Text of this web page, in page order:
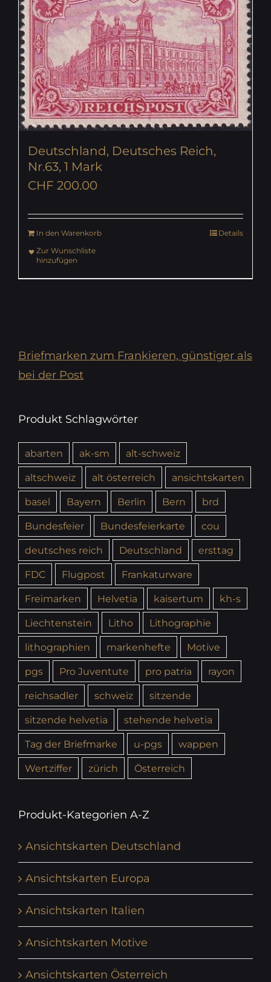
Deutschland, Deutsches Reich,
Nr.63, 1 Mark
CHF 200.00
In den Warenkorb
Details
Zur Wunschliste
hinzufügen
Briefmarken zum Frankieren, günstiger als
bei der Post
Produkt Schlagwörter
abarten ak-sm
alt-schweiz
altschweiz
alt österreich
ansichtskarten
basel
Bayern Berlin Bern
brd
Bundesfeier
Bundesfeierkarte
cou
deutsches reich
Deutschland
ersttag
FDC
Flugpost
Frankaturware
Freimarken
Helvetia kaisertum
kh-s
Liechtenstein
Litho
Lithographie
lithographien
markenhefte
Motive
pgs
Pro Juventute pro patria
rayon
reichsadler
schweiz
sitzende
sitzende helvetia
stehende helvetia
Tag der Briefmarke
u-pgs
wappen
Wertziffer
zürich Österreich
Produkt-Kategorien A-Z
Ansichtskarten Deutschland
Ansichtskarten Europa
Ansichtskarten Italien
Ansichtskarten Motive
Ansichtskarten Österreich